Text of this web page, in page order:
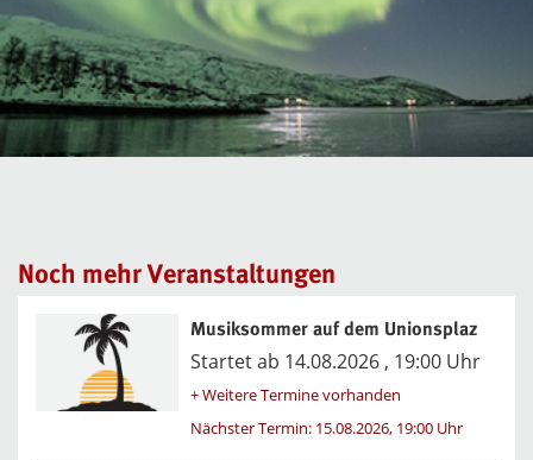
Noch mehr Veranstaltungen
Musiksommer auf dem Unionsplaz
Startet ab 14.08.2026 , 19:00 Uhr
+ Weitere Termine vorhanden
Nächster Termin: 15.08.2026, 19:00 Uhr